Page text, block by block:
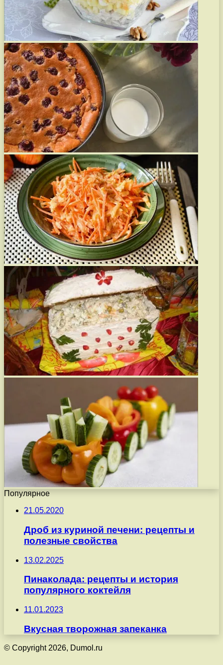
Популярное
21.05.2020
Дроб из куриной печени: рецепты и
полезные свойства
13.02.2025
Пинаколада: рецепты и история
популярного коктейля
11.01.2023
Вкусная творожная запеканка
© Copyright 2026, Dumol.ru